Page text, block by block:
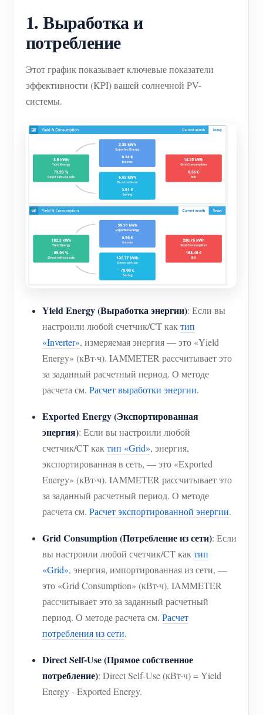
1. Выработка и
потребление
Этот график показывает ключевые показатели
эффективности (KPI) вашей солнечной PV-
системы.
Yield Energy (Выработка энергии): Если вы
настроили любой счетчик/CT как тип
«Inverter», измеряемая энергия — это «Yield
Energy» (кВт·ч). IAMMETER рассчитывает это
за заданный расчетный период. О методе
расчета см. Расчет выработки энергии.
Exported Energy (Экспортированная
энергия): Если вы настроили любой
счетчик/CT как тип «Grid», энергия,
экспортированная в сеть, — это «Exported
Energy» (кВт·ч). IAMMETER рассчитывает это
за заданный расчетный период. О методе
расчета см. Расчет экспортированной энергии.
Grid Consumption (Потребление из сети): Если
вы настроили любой счетчик/CT как тип
«Grid», энергия, импортированная из сети, —
это «Grid Consumption» (кВт·ч). IAMMETER
рассчитывает это за заданный расчетный
период. О методе расчета см. Расчет
потребления из сети.
Direct Self-Use (Прямое собственное
потребление): Direct Self-Use (кВт·ч) = Yield
Energy - Exported Energy.